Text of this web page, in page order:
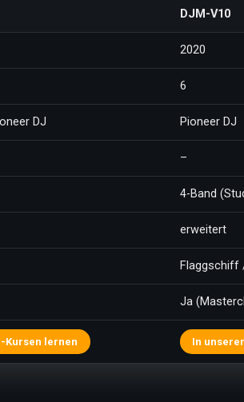
DJM-V10
2020
6
DJ Pioneer DJ
–
4-Band
erweitert
Flaggschiff
Ja
Kursen lernen In